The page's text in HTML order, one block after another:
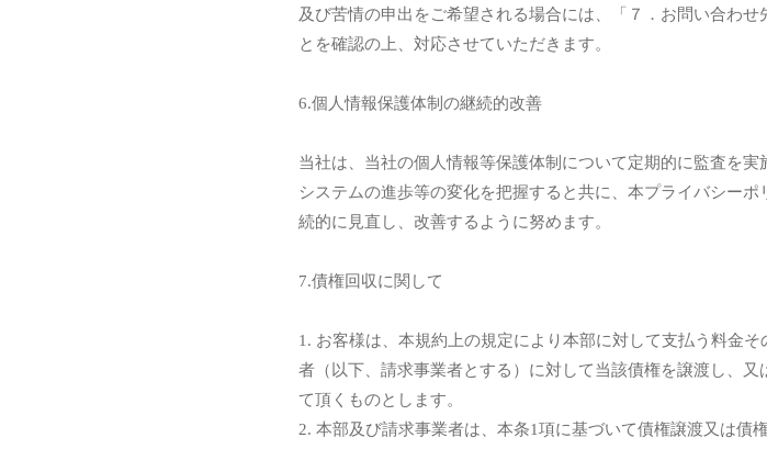
及び苦情の申出をご希望される場合には、「７．お問い合わ
とを確認の上、対応させていただきます。
6.個人情報保護体制の継続的改善
当社は、当社の個人情報等保護体制について定期的に監査を
システムの進歩等の変化を把握すると共に、本プライバシー
続的に見直し、改善するように努めます。
7.債権回収に関して
1. お客様は、本規約上の規定により本部に対して支払う料金
者（以下、請求事業者とする）に対して当該債権を譲渡し、
て頂くものとします。
2. 本部及び請求事業者は、本条1項に基づいて債権譲渡又は債